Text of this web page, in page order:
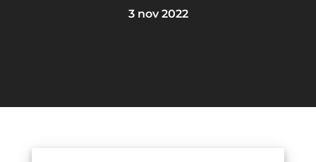
3 nov 2022